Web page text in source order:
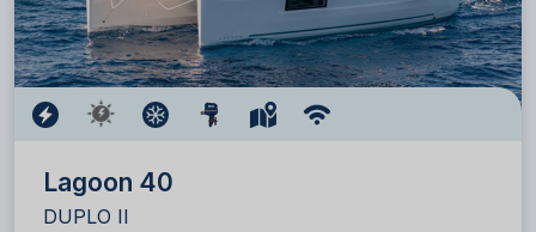
Lagoon 40
DUPLO II